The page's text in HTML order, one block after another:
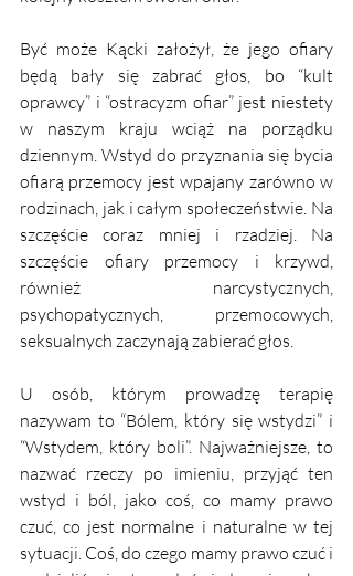
Być może Kącki założył, że jego ofiary
będą bały się zabrać głos, bo “kult
oprawcy” i “ostracyzm ofiar” jest niestety
w naszym kraju wciąż na porządku
dziennym. Wstyd do przyznania się bycia
ofiarą przemocy jest wpajany zarówno w
rodzinach, jak i całym społeczeństwie. Na
szczęście coraz mniej i rzadziej. Na
szczęście ofiary przemocy i krzywd,
również narcystycznych,
psychopatycznych, przemocowych,
seksualnych zaczynają zabierać głos.
U osób, którym prowadzę terapię
nazywam to “Bólem, który się wstydzi” i
“Wstydem, który boli”. Najważniejsze, to
nazwać rzeczy po imieniu, przyjąć ten
wstyd i ból, jako coś, co mamy prawo
czuć, co jest normalne i naturalne w tej
sytuacji. Coś, do czego mamy prawo czuć i